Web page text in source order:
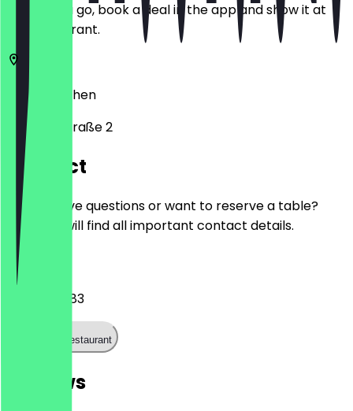
Before you go, book a deal in the app and show it at
the restaurant.
52066
Aachen
Kapellenstraße 2
Contact
Do you have questions or want to reserve a table?
Here you will find all important contact details.
Phone
02411607783
Call the restaurant
Reviews